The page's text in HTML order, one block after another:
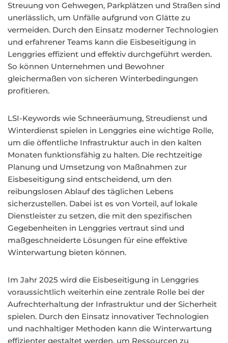
Streuung von Gehwegen, Parkplätzen und Straßen sind
unerlässlich, um Unfälle aufgrund von Glätte zu
vermeiden. Durch den Einsatz moderner Technologien
und erfahrener Teams kann die Eisbeseitigung in
Lenggries effizient und effektiv durchgeführt werden.
So können Unternehmen und Bewohner
gleichermaßen von sicheren Winterbedingungen
profitieren.
LSI-Keywords wie Schneeräumung, Streudienst und
Winterdienst spielen in Lenggries eine wichtige Rolle,
um die öffentliche Infrastruktur auch in den kalten
Monaten funktionsfähig zu halten. Die rechtzeitige
Planung und Umsetzung von Maßnahmen zur
Eisbeseitigung sind entscheidend, um den
reibungslosen Ablauf des täglichen Lebens
sicherzustellen. Dabei ist es von Vorteil, auf lokale
Dienstleister zu setzen, die mit den spezifischen
Gegebenheiten in Lenggries vertraut sind und
maßgeschneiderte Lösungen für eine effektive
Winterwartung bieten können.
Im Jahr 2025 wird die Eisbeseitigung in Lenggries
voraussichtlich weiterhin eine zentrale Rolle bei der
Aufrechterhaltung der Infrastruktur und der Sicherheit
spielen. Durch den Einsatz innovativer Technologien
und nachhaltiger Methoden kann die Winterwartung
effizienter gestaltet werden, um Ressourcen zu